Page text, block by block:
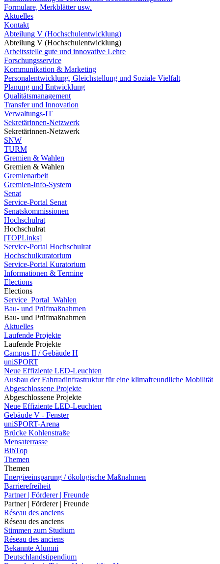
Formulare, Merkblätter usw.
Aktuelles
Kontakt
Abteilung V (Hochschulentwicklung)
Abteilung V (Hochschulentwicklung)
Arbeitsstelle gute und innovative Lehre
Forschungsservice
Kommunikation & Marketing
Personalentwicklung, Gleichstellung und Soziale Vielfalt
Planung und Entwicklung
Qualitätsmanagement
Transfer und Innovation
Verwaltungs-IT
Sekretärinnen-Netzwerk
Sekretärinnen-Netzwerk
SNW
TURM
Gremien & Wahlen
Gremien & Wahlen
Gremienarbeit
Gremien-Info-System
Senat
Service-Portal Senat
Senatskommissionen
Hochschulrat
Hochschulrat
[TOPLinks]
Service-Portal Hochschulrat
Hochschulkuratorium
Service-Portal Kuratorium
Informationen & Termine
Elections
Elections
Service_Portal_Wahlen
Bau- und Prüfmaßnahmen
Bau- und Prüfmaßnahmen
Aktuelles
Laufende Projekte
Laufende Projekte
Campus II / Gebäude H
uniSPORT
Neue Effiziente LED-Leuchten
Ausbau der Fahrradinfrastruktur für eine klimafreundliche Mobilität
Abgeschlossene Projekte
Abgeschlossene Projekte
Neue Effiziente LED-Leuchten
Gebäude V - Fenster
uniSPORT-Arena
Brücke Kohlenstraße
Mensaterrasse
BibTop
Themen
Themen
Energieeinsparung / ökologische Maßnahmen
Barrierefreiheit
Partner | Förderer | Freunde
Partner | Förderer | Freunde
Réseau des anciens
Réseau des anciens
Stimmen zum Studium
Réseau des anciens
Bekannte Alumni
Deutschlandstipendium